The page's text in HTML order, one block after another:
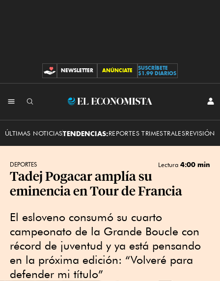
CONTRIBUCIONES
NEWSLETTER ANÚNCIATE
SUSCRÍBETE
$1.99 DIARIOS
El
ÚLTIMAS NOTICIASTENDENCIAS:REPORTES TRIMESTRALESREVISIÓN
DEPORTES Lectura 4:00 min
Tadej Pogacar amplía su
eminencia en Tour de Francia
El esloveno consumó su cuarto
campeonato de la Grande Boucle con
récord de juventud y ya está pensando
en la próxima edición: “Volveré para
defender mi título”